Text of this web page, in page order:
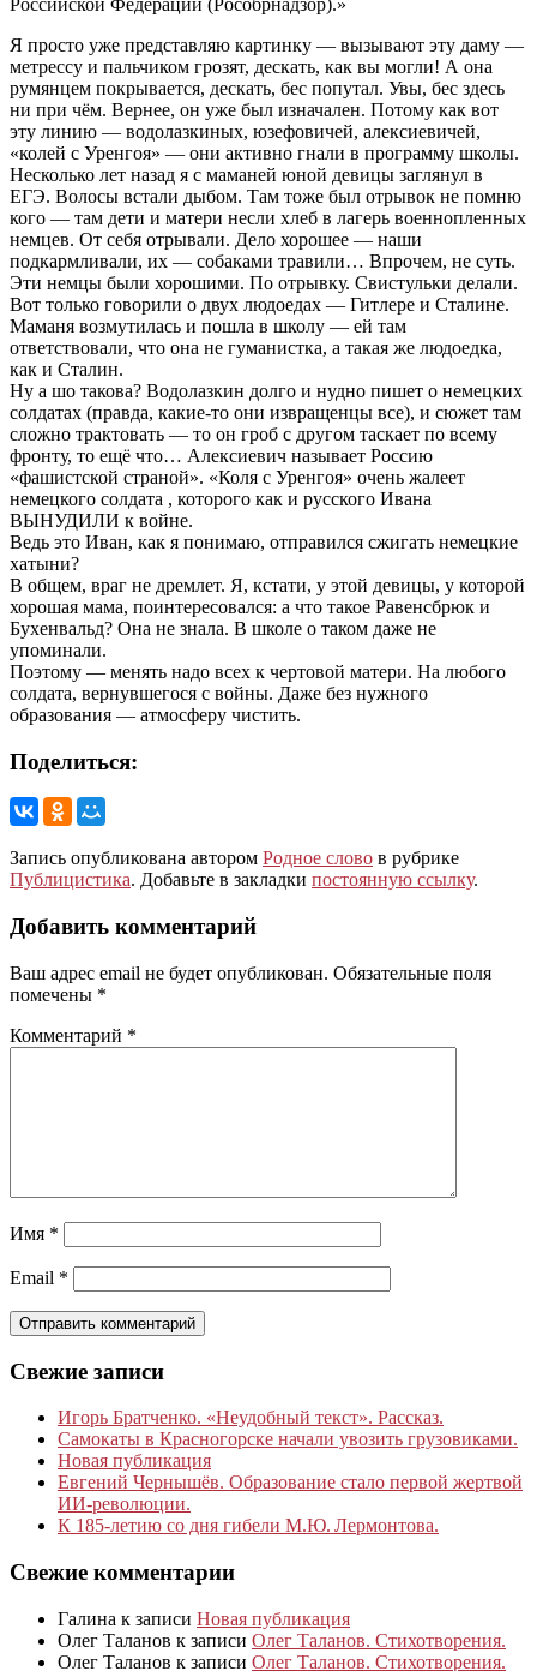
Российской Федерации (Рособрнадзор).»
Я просто уже представляю картинку — вызывают эту даму —
метрессу и пальчиком грозят, дескать, как вы могли! А она
румянцем покрывается, дескать, бес попутал. Увы, бес здесь
ни при чём. Вернее, он уже был изначален. Потому как вот
эту линию — водолазкиных, юзефовичей, алексиевичей,
«колей с Уренгоя» — они активно гнали в программу школы.
Несколько лет назад я с маманей юной девицы заглянул в
ЕГЭ. Волосы встали дыбом. Там тоже был отрывок не помню
кого — там дети и матери несли хлеб в лагерь военнопленных
немцев. От себя отрывали. Дело хорошее — наши
подкармливали, их — собаками травили… Впрочем, не суть.
Эти немцы были хорошими. По отрывку. Свистульки делали.
Вот только говорили о двух людоедах — Гитлере и Сталине.
Маманя возмутилась и пошла в школу — ей там
ответствовали, что она не гуманистка, а такая же людоедка,
как и Сталин.
Ну а шо такова? Водолазкин долго и нудно пишет о немецких
солдатах (правда, какие-то они извращенцы все), и сюжет там
сложно трактовать — то он гроб с другом таскает по всему
фронту, то ещё что… Алексиевич называет Россию
«фашистской страной». «Коля с Уренгоя» очень жалеет
немецкого солдата , которого как и русского Ивана
ВЫНУДИЛИ к войне.
Ведь это Иван, как я понимаю, отправился сжигать немецкие
хатыни?
В общем, враг не дремлет. Я, кстати, у этой девицы, у которой
хорошая мама, поинтересовался: а что такое Равенсбрюк и
Бухенвальд? Она не знала. В школе о таком даже не
упоминали.
Поэтому — менять надо всех к чертовой матери. На любого
солдата, вернувшегося с войны. Даже без нужного
образования — атмосферу чистить.
Поделиться:
Запись опубликована автором Родное слово в рубрике
Публицистика. Добавьте в закладки постоянную ссылку.
Добавить комментарий
Ваш адрес email не будет опубликован. Обязательные поля
помечены *
Комментарий *
Имя *
Email *
Свежие записи
Игорь Братченко. «Неудобный текст». Рассказ.
Самокаты в Красногорске начали увозить грузовиками.
Новая публикация
Евгений Чернышёв. Образование стало первой жертвой
ИИ-революции.
К 185‑летию со дня гибели М.Ю. Лермонтова.
Свежие комментарии
Галина к записи Новая публикация
Олег Таланов к записи Олег Таланов. Стихотворения.
Олег Таланов к записи Олег Таланов. Стихотворения.